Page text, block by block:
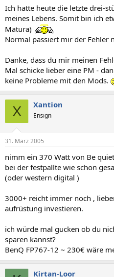
Ich hatte heute die letzte drei-
meines Lebens. Somit bin ich
Matura)
Normal passiert mir der Fehler
Danke, dass du mir meinen
Mal schicke lieber eine PM -
keine Probleme mit den Mods.
X Xantion
Ensign
31. März 2005
nimm ein 370 Watt von Be
bei der festpallte wie schon
(oder western digital )
3000+ reicht immer noch ,
aufrüstung investieren.
ich würde mal gucken ob du
sparen kannst?
BenQ FP767-12 ~ 230€ wäre
Kirtan-Loor